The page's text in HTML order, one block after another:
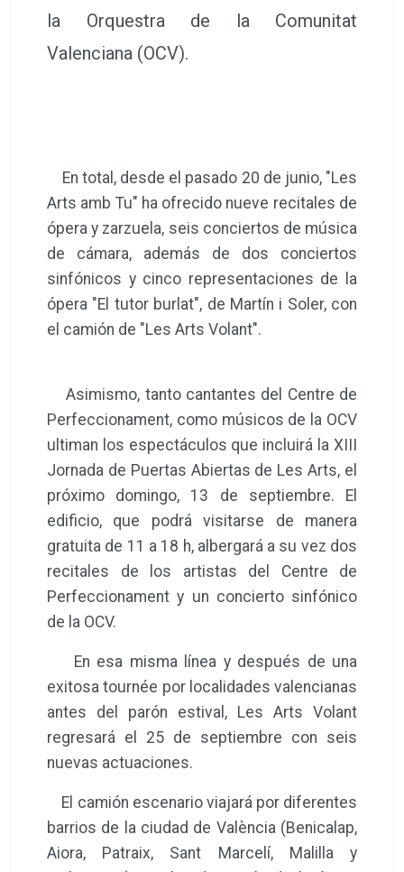
la Orquestra de la Comunitat
Valenciana (OCV).
En total, desde el pasado 20 de junio, "Les
Arts amb Tu" ha ofrecido nueve recitales de
ópera y zarzuela, seis conciertos de música
de cámara, además de dos conciertos
sinfónicos y cinco representaciones de la
ópera "El tutor burlat", de Martín i Soler, con
el camión de "Les Arts Volant".
Asimismo, tanto cantantes del Centre de
Perfeccionament, como músicos de la OCV
ultiman los espectáculos que incluirá la XIII
Jornada de Puertas Abiertas de Les Arts, el
próximo domingo, 13 de septiembre. El
edificio, que podrá visitarse de manera
gratuita de 11 a 18 h, albergará a su vez dos
recitales de los artistas del Centre de
Perfeccionament y un concierto sinfónico
de la OCV.
En esa misma línea y después de una
exitosa tournée por localidades valencianas
antes del parón estival, Les Arts Volant
regresará el 25 de septiembre con seis
nuevas actuaciones.
El camión escenario viajará por diferentes
barrios de la ciudad de València (Benicalap,
Aiora, Patraix, Sant Marcelí, Malilla y